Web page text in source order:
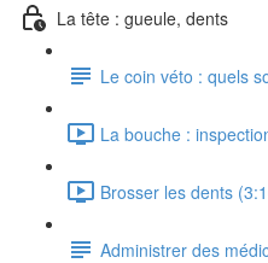
La tête : gueule, dents
Le coin véto : quels
La bouche :
Brosser les dents
Administrer des